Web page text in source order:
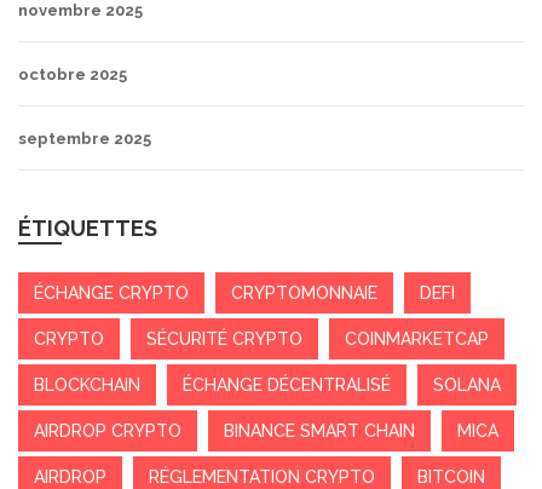
novembre 2025
octobre 2025
septembre 2025
ÉTIQUETTES
ÉCHANGE CRYPTO CRYPTOMONNAIE DEFI
CRYPTO SÉCURITÉ CRYPTO COINMARKETCAP
BLOCKCHAIN ÉCHANGE DÉCENTRALISÉ SOLANA
AIRDROP CRYPTO BINANCE SMART CHAIN MICA
AIRDROP RÉGLEMENTATION CRYPTO BITCOIN